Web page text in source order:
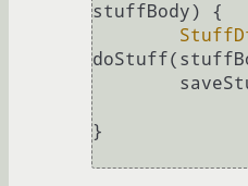
stuffBody)
{
}